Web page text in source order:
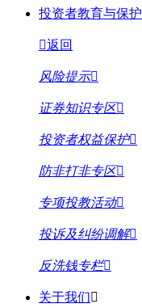
投资者教育与保护
返回
风险提示
证券知识专区
投资者权益保护
防非打非专区
专项投教活动
投诉及纠纷调解
反洗钱专栏
关于我们